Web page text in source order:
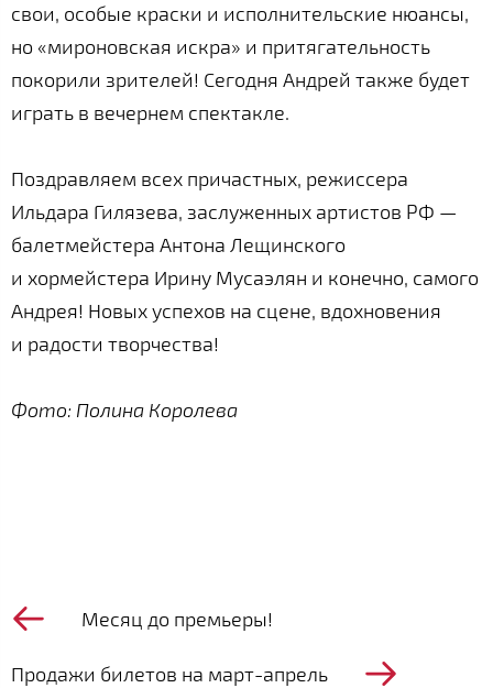
свои, особые краски и исполнительские нюансы,
но «мироновская искра» и притягательность
покорили зрителей! Сегодня Андрей также будет
играть в вечернем спектакле.
Поздравляем всех причастных, режиссера
Ильдара Гилязева, заслуженных артистов РФ —
балетмейстера Антона Лещинского
и хормейстера Ирину Мусаэлян и конечно, самого
Андрея! Новых успехов на сцене, вдохновения
и радости творчества!
Фото: Полина Королева
Месяц до премьеры!
Продажи билетов на март-апрель